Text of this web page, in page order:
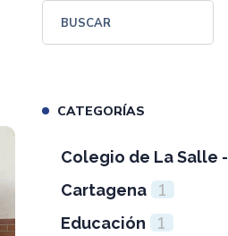
CATEGORÍAS
Colegio de La Salle -
Cartagena
1
Educación 1